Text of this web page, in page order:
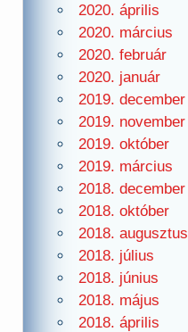
2020. április
2020. március
2020. február
2020. január
2019. december
2019. november
2019. október
2019. március
2018. december
2018. október
2018. augusztus
2018. július
2018. június
2018. május
2018. április